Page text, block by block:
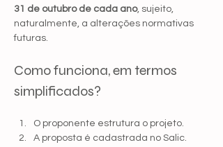
31 de outubro de cada ano, sujeito,
naturalmente, a alterações normativas
futuras.
Como funciona, em termos
simplificados?
O proponente estrutura o projeto.
A proposta é cadastrada no Salic.